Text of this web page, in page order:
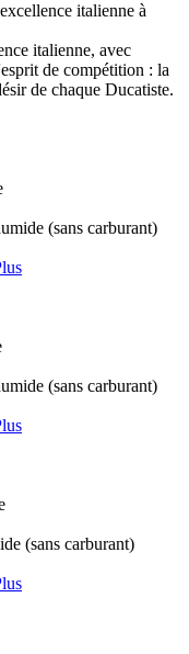
italienne à
italienne, avec
de compétition : la
de chaque Ducatiste.
(sans carburant)
(sans carburant)
(sans carburant)